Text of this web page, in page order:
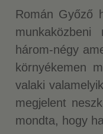
Román Győző
három-négy
környékemen
valaki
megjelent
mondta, hogy